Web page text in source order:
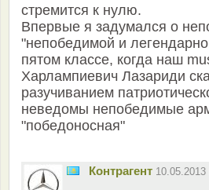
стремится к нулю.
Впервые я задумался о
"непобедимой и
пятом классе, когда наш
Харлампиевич Лазариди
разучиванием
неведомы непобедимые
"победоносная"
Контрагент